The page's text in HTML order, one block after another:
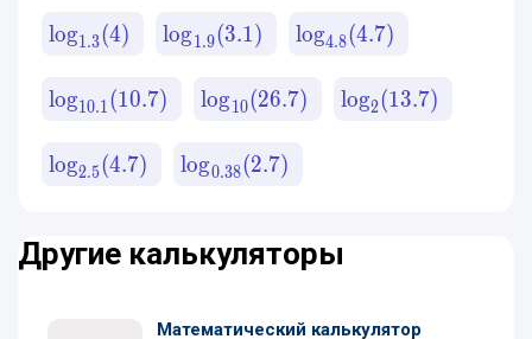
log1.3(4) log1.9(3.1) log4.8(4.7)
log10.1(10.7) log10(26.7) log2(13.7)
log2.5(4.7) log0.38(2.7)
Другие калькуляторы
Математический калькулятор